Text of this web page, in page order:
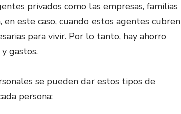
privados como las empresas, familias
este caso, cuando estos agentes cubren
para vivir. Por lo tanto, hay ahorro
gastos.
se pueden dar estos tipos de
persona: